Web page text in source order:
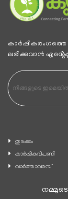
കാര്‍ഷികരംഗത്തെ
ലഭിക്കുവാന്‍
തുടക്കം
കാ‍ർഷികവിപണി
വാര്‍ത്താവരമ്പ്